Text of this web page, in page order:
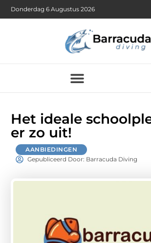
Donderdag 6 Augustus 2026
Het ideale
er zo uit!
AANBIEDINGEN
Gepubliceerd Door: Barracuda Diving